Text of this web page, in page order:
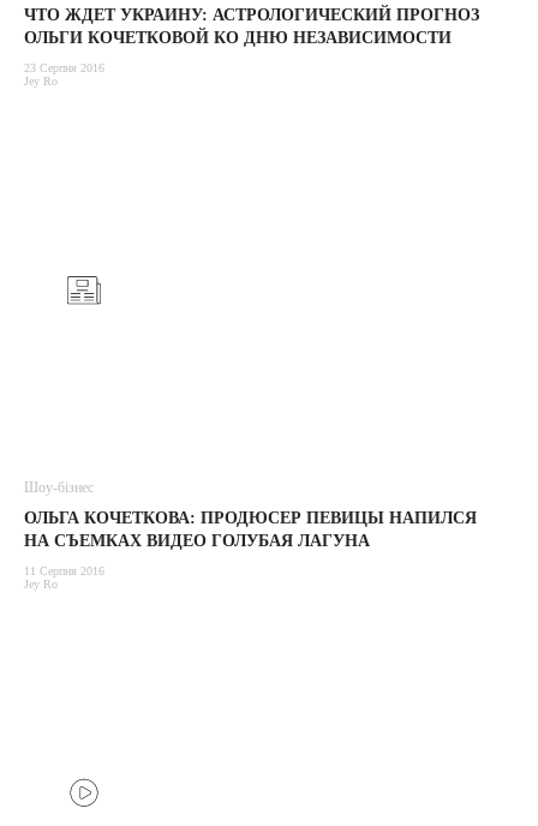
ЧТО ЖДЕТ УКРАИНУ: АСТРОЛОГИЧЕСКИЙ ПРОГНОЗ
ОЛЬГИ КОЧЕТКОВОЙ КО ДНЮ НЕЗАВИСИМОСТИ
23 Серпня 2016
Jey Ro
Шоу-бізнес
ОЛЬГА КОЧЕТКОВА: ПРОДЮСЕР ПЕВИЦЫ НАПИЛСЯ
НА СЪЕМКАХ ВИДЕО ГОЛУБАЯ ЛАГУНА
11 Серпня 2016
Jey Ro